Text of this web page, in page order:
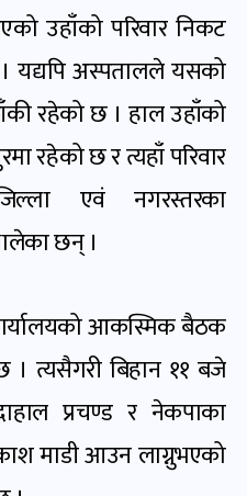
उहाँको परिवार निकट
यद्यपि अस्पतालले यसको
रहेको छ । हाल उहाँको
रहेको छ र त्यहाँ परिवार
एवं नगरस्तरका
छन् ।
आकस्मिक बैठक
त्यसैगरी बिहान ११ बजे
प्रचण्ड र नेकपाका
माडी आउन लाग्नुभएको